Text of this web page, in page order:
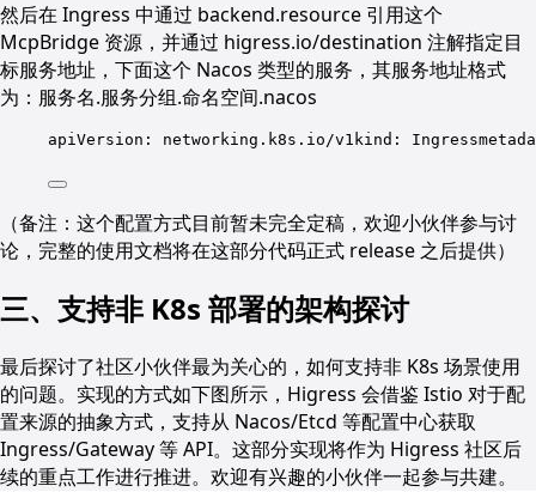
然后在 Ingress 中通过 backend.resource 引用这个
McpBridge 资源，并通过 higress.io/destination 注解指定目
标服务地址，下面这个 Nacos 类型的服务，其服务地址格式
为：服务名.服务分组.命名空间.nacos
apiVersion: networking.k8s.io/v1kind:
（备注：这个配置方式目前暂未完全定稿，欢迎小伙伴参与讨
论，完整的使用文档将在这部分代码正式 release 之后提供）
三、支持非 K8s 部署的架构探讨
最后探讨了社区小伙伴最为关心的，如何支持非 K8s 场景使用
的问题。实现的方式如下图所示，Higress 会借鉴 Istio 对于配
置来源的抽象方式，支持从 Nacos/Etcd 等配置中心获取
Ingress/Gateway 等 API。这部分实现将作为 Higress 社区后
续的重点工作进行推进。欢迎有兴趣的小伙伴一起参与共建。